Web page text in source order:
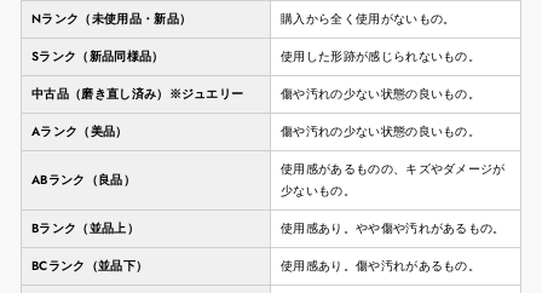
Nランク（未使用品・新品）
購入から全く使用がないもの。
Sランク（新品同様品） 使用した形跡が感じられないもの。
中古品（磨き直し済み）※ジュエリー 傷や汚れの少ない状態の良いもの。
Aランク（美品） 傷や汚れの少ない状態の良いもの。
ABランク（良品）
使用感があるものの、キズやダメージが
少ないもの。
Bランク（並品上） 使用感あり。やや傷や汚れがあるもの。
BCランク（並品下） 使用感あり。傷や汚れがあるもの。